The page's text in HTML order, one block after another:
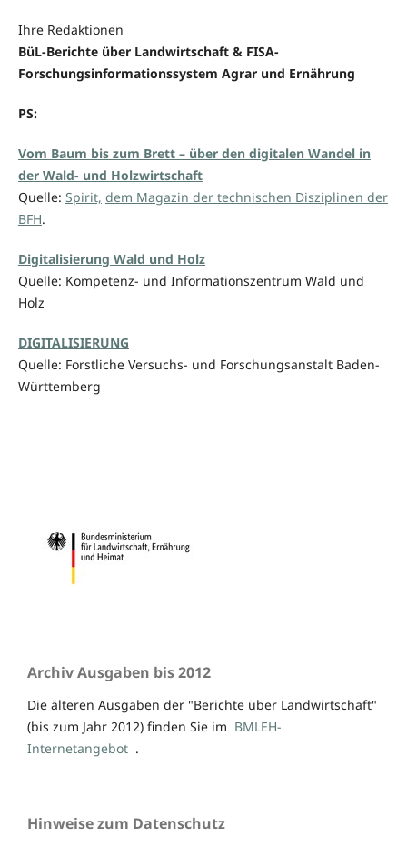
Ihre Redaktionen
BüL-Berichte über Landwirtschaft & FISA-
Forschungsinformationssystem Agrar und Ernährung
PS:
Vom Baum bis zum Brett – über den digitalen Wandel in
der Wald- und Holzwirtschaft
Quelle: Spirit, dem Magazin der technischen Disziplinen der
BFH.
Digitalisierung Wald und Holz
Quelle: Kompetenz- und Informationszentrum Wald und
Holz
DIGITALISIERUNG
Quelle: Forstliche Versuchs- und Forschungsanstalt Baden-
Württemberg
Archiv Ausgaben bis 2012
Die älteren Ausgaben der "Berichte über Landwirtschaft"
(bis zum Jahr 2012) finden Sie im BMLEH-
Internetangebot .
Hinweise zum Datenschutz